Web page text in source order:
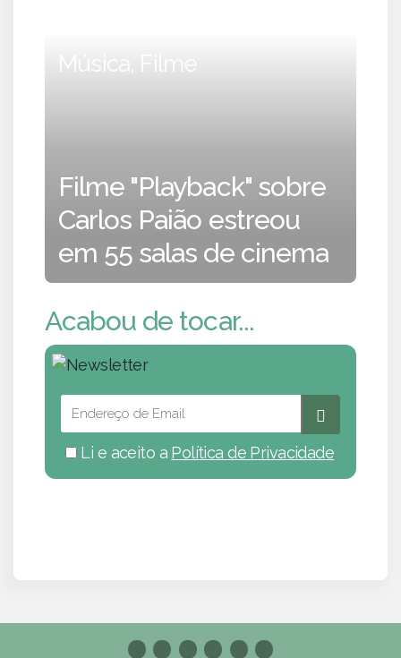
Música, Filme
Filme "Playback" sobre
Carlos Paião estreou
em 55 salas de cinema
Acabou de tocar...
Li e aceito a Política de Privacidade